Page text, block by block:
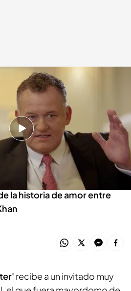
Actualizado 01 MAR 2023 - 11:34h.
minuto que la mataran",
de Lady Di
la historia de amor entre
recibe a un invitado muy